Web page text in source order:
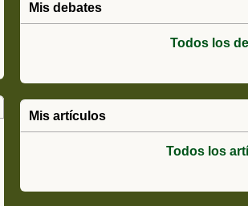
Mis debates
Todos los
Mis artículos
Todos los